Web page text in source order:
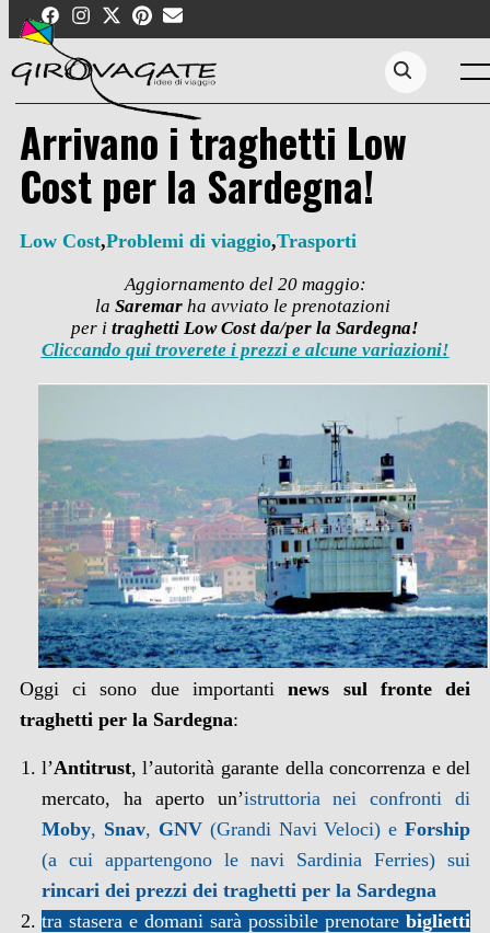
content
Search...
Arrivano i traghetti Low
Cost per la Sardegna!
Low Cost,Problemi di viaggio,Trasporti
Aggiornamento del 20 maggio:
la Saremar ha avviato le prenotazioni
per i traghetti Low Cost da/per la Sardegna!
Cliccando qui troverete i prezzi e alcune variazioni!
Oggi ci sono due importanti news sul fronte dei
traghetti per la Sardegna:
l’Antitrust, l’autorità garante della concorrenza e del
mercato, ha aperto un’istruttoria nei confronti di
Moby, Snav, GNV (Grandi Navi Veloci) eForship
(a cui appartengono le navi Sardinia Ferries) sui
rincari dei prezzi dei traghetti per la Sardegna
tra stasera e domani sarà possibile prenotarebiglietti